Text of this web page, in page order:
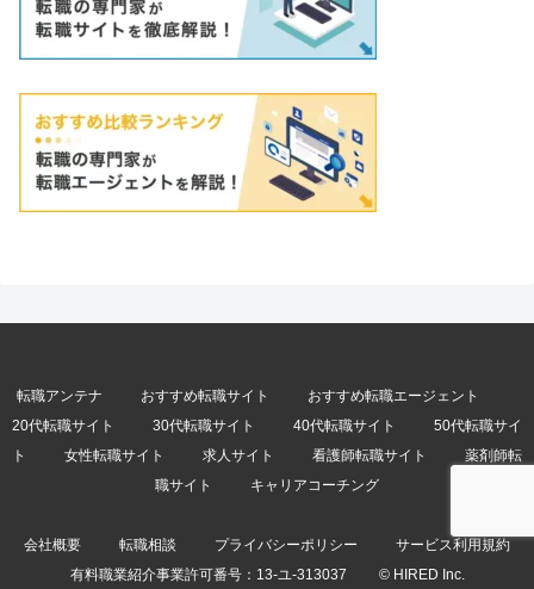
転職アンテナ おすすめ転職サイト
おすすめ転職エージェント
20代転職サイト
30代転職サイト 40代転職サイト
50代転職サイ
ト
女性転職サイト 求人サイト 看護師転職サイト
薬剤師転
職サイト
キャリアコーチング
会社概要 転職相談 プライバシーポリシー
サービス利用規約
有料職業紹介事業許可番号： 13-ユ-313037 © HIRED Inc.